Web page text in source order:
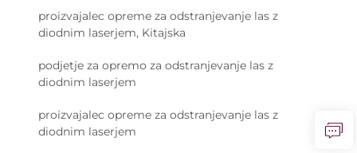
proizvajalec opreme za odstranjevanje las z
diodnim laserjem, Kitajska
podjetje za opremo za odstranjevanje las z
diodnim laserjem
proizvajalec opreme za odstranjevanje las z
diodnim laserjem